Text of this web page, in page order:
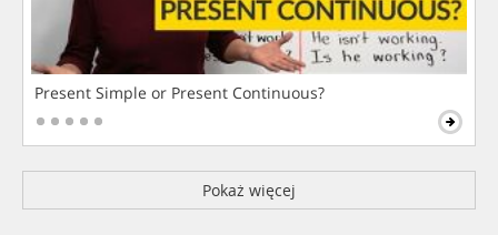
Present Simple or Present Continuous?
Pokaż więcej